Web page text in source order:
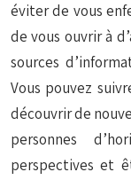
éviter de vous
de vous ouvrir à
sources
Vous pouvez
découvrir de
personnes
perspectives et